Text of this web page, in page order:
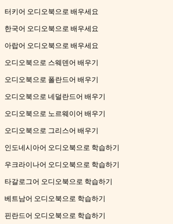
터키어 오디오북으로 배우세요
한국어 오디오북으로 배우세요
아랍어 오디오북으로 배우세요
오디오북으로 스웨덴어 배우기
오디오북으로 폴란드어 배우기
오디오북으로 네덜란드어 배우기
오디오북으로 노르웨이어 배우기
오디오북으로 그리스어 배우기
인도네시아어 오디오북으로 학습하기
우크라이나어 오디오북으로 학습하기
타갈로그어 오디오북으로 학습하기
베트남어 오디오북으로 학습하기
핀란드어 오디오북으로 학습하기